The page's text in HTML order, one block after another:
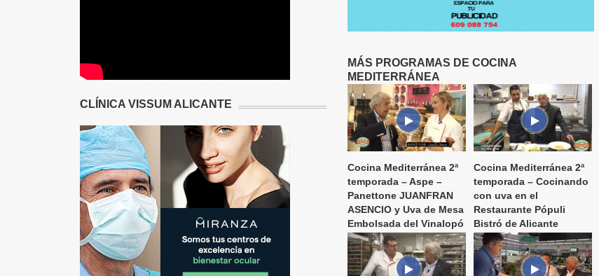
CLÍNICA VISSUM ALICANTE
MÁS PROGRAMAS DE COCINA
MEDITERRÁNEA
Cocina Mediterránea 2ª
temporada – Aspe –
Panettone JUANFRAN
ASENCIO y Uva de Mesa
Embolsada del Vinalopó
Cocina Mediterránea 2ª
temporada – Cocinando
con uva en el
Restaurante Pópuli
Bistró de Alicante